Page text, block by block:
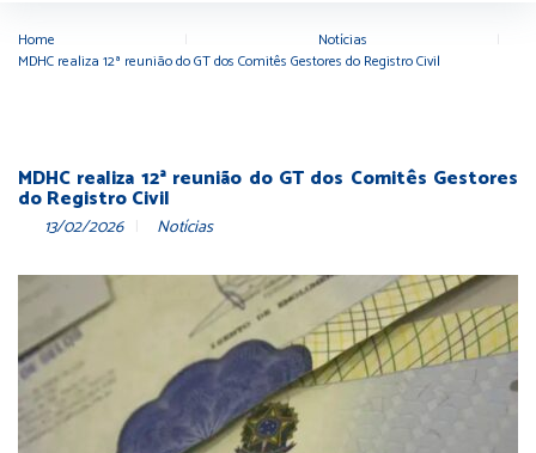
Home Notícias
MDHC realiza 12ª reunião do GT dos Comitês Gestores do Registro Civil
MDHC realiza 12ª reunião do GT dos Comitês Gestores
do Registro Civil
13/02/2026 Notícias